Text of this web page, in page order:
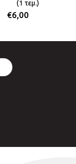
(1 τεμ.)
€6,00